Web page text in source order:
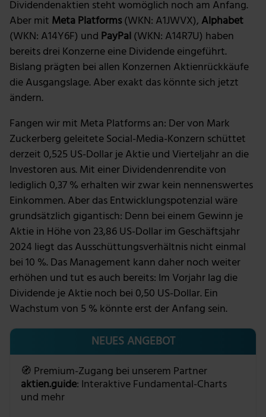
Dividendenaktien steht womöglich noch am Anfang.
Aber mit Meta Platforms(WKN: A1JWVX), Alphabet
(WKN: A14Y6F) und PayPal(WKN: A14R7U) haben
bereits drei Konzerne eine Dividende eingeführt.
Bislang prägten bei allen Konzernen Aktienrückkäufe
die Ausgangslage. Aber exakt das könnte sich jetzt
ändern.
Fangen wir mit Meta Platforms an: Der von Mark
Zuckerberg geleitete Social-Media-Konzern schüttet
derzeit 0,525 US-Dollar je Aktie und Vierteljahr an die
Investoren aus. Mit einer Dividendenrendite von
lediglich 0,37 % erhalten wir zwar kein nennenswertes
Einkommen. Aber das Entwicklungspotenzial wäre
grundsätzlich gigantisch: Denn bei einem Gewinn je
Aktie in Höhe von 23,86 US-Dollar im Geschäftsjahr
2024 liegt das Ausschüttungsverhältnis nicht einmal
bei 10 %. Das Management kann daher noch weiter
erhöhen und tut es auch bereits: Im Vorjahr lag die
Dividende je Aktie noch bei 0,50 US-Dollar. Ein
Wachstum von 5 % könnte erst der Anfang sein.
NEUES ANGEBOT
🧭 Premium-Zugang bei unserem Partner
aktien.guide: Interaktive Fundamental-Charts
und mehr